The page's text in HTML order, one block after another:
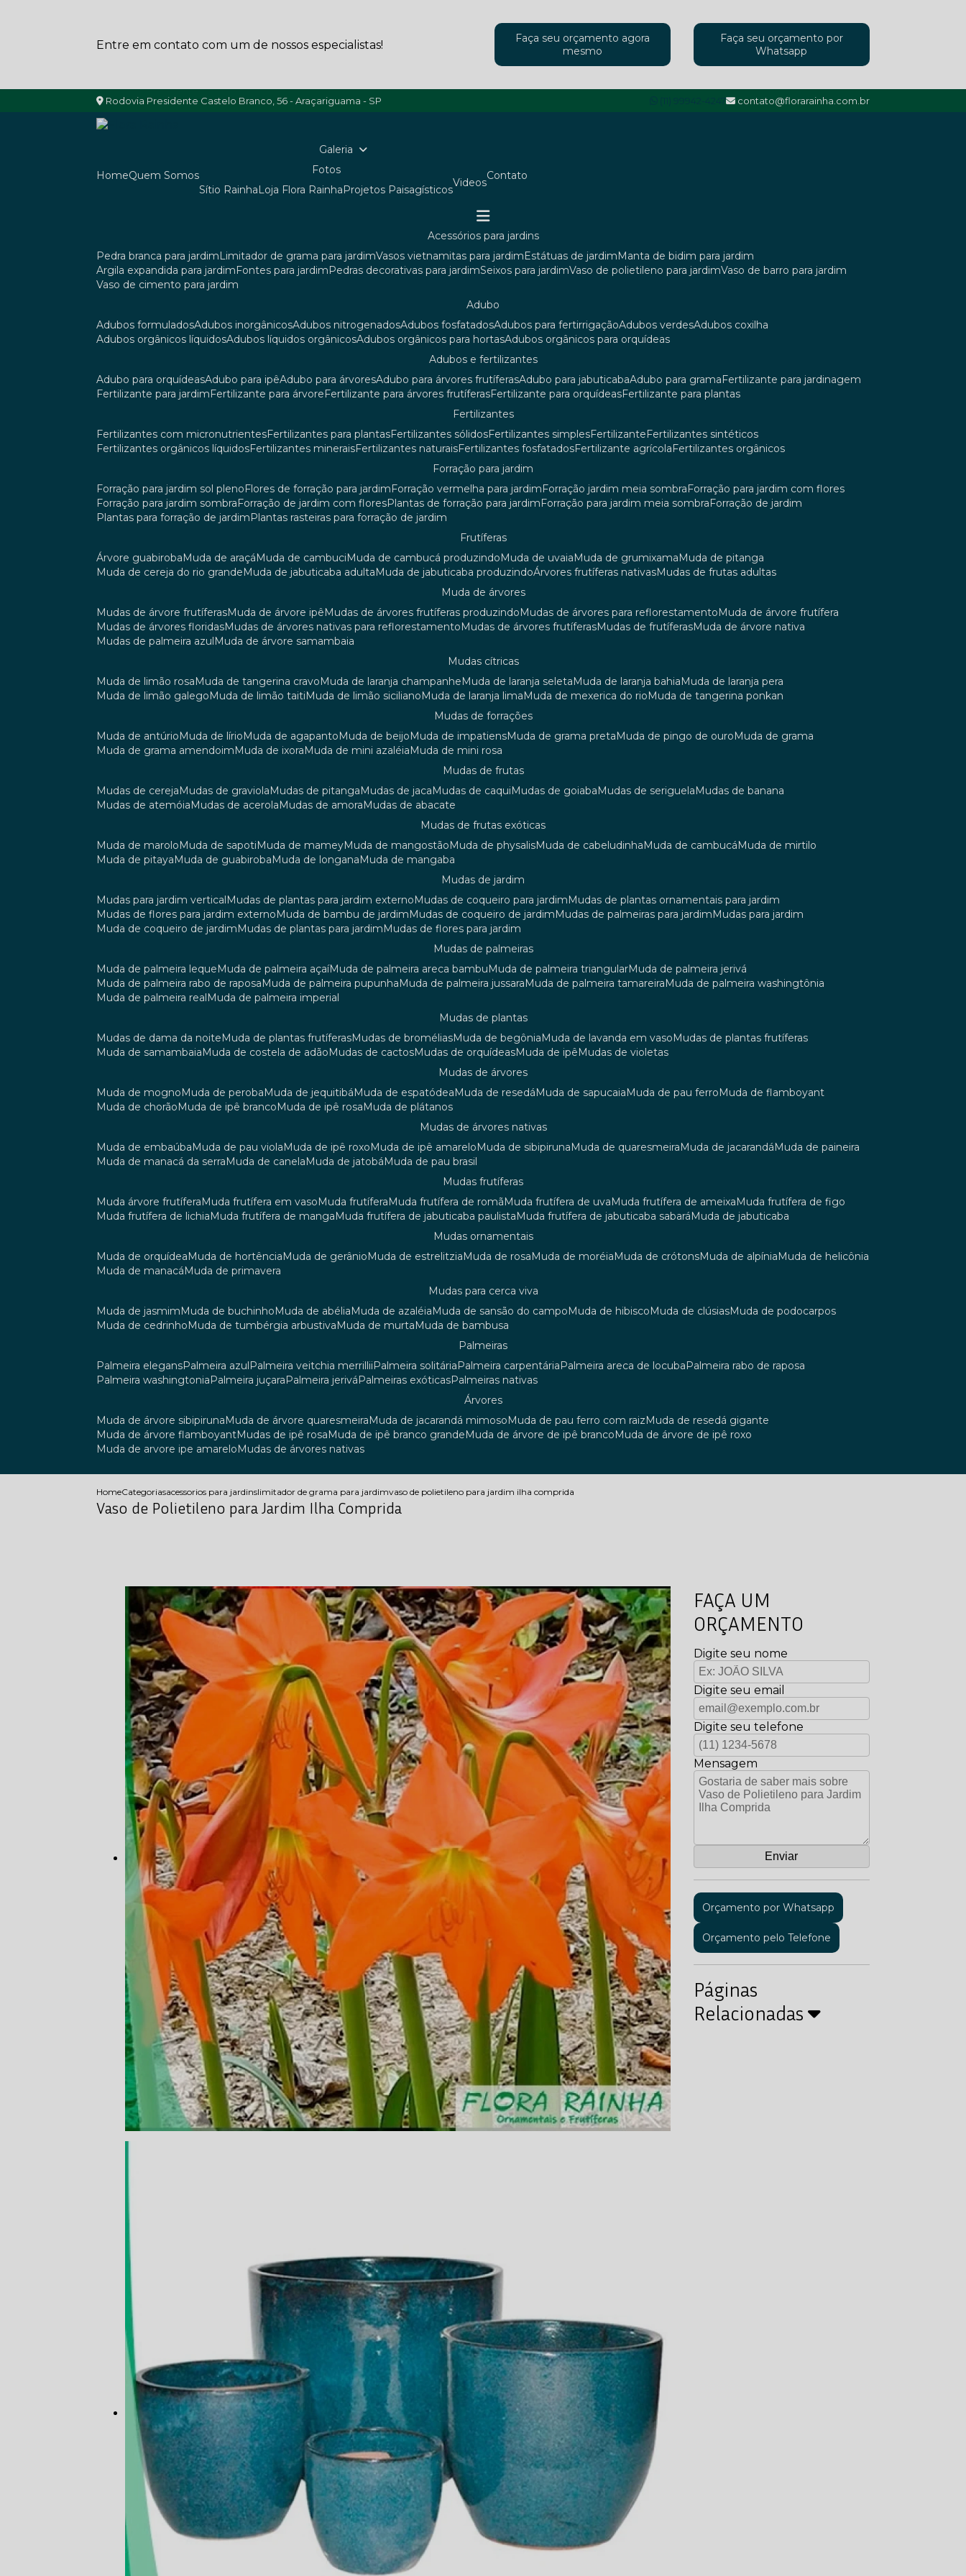
Entre em contato com um de nossos especialistas!
Faça seu orçamento agora
mesmo
Faça seu orçamento por
Whatsapp
Rodovia Presidente Castelo Branco, 56 - Araçariguama - SP contato@florarainha.com.br
Home Quem Somos
Galeria
Fotos
Sítio Rainha
Loja Flora Rainha Projetos Paisagísticos
Videos
Contato
acessórios para jardins
pedra branca para jardim
limitador de grama para jardim vasos vietnamitas para jardim estátuas de jardim
manta de bidim para jardim
argila expandida para jardim
fontes para jardim pedras decorativas para jardim seixos para jardim vaso de polietileno para jardim vaso de barro para jardim
vaso de cimento para jardim
adubo
adubos formulados adubos inorgânicos adubos nitrogenados adubos fosfatados adubos para fertirrigação adubos verdes adubos coxilha
adubos orgânicos líquidos adubos líquidos orgânicos adubos orgânicos para hortas adubos orgânicos para orquídeas
adubos e fertilizantes
adubo para orquídeas adubo para ipê adubo para árvores adubo para árvores frutíferas adubo para jabuticaba adubo para grama
fertilizante para jardinagem
fertilizante para jardim
fertilizante para árvore fertilizante para árvores frutíferas fertilizante para orquídeas fertilizante para plantas
fertilizantes
fertilizantes com micronutrientes fertilizantes para plantas fertilizantes sólidos fertilizantes simples fertilizante
fertilizantes sintéticos
fertilizantes orgânicos líquidos fertilizantes minerais fertilizantes naturais fertilizantes fosfatados fertilizante agrícola
fertilizantes orgânicos
forração para jardim
forração para jardim sol pleno
flores de forração para jardim forração vermelha para jardim forração jardim meia sombra
forração para jardim com flores
forração para jardim sombra
forração de jardim com flores plantas de forração para jardim forração para jardim meia sombra
forração de jardim
plantas para forração de jardim
plantas rasteiras para forração de jardim
frutíferas
árvore guabiroba
muda de araçá muda de cambuci muda de cambucá produzindo muda de uvaia muda de grumixama
muda de pitanga
muda de cereja do rio grande
muda de jabuticaba adulta muda de jabuticaba produzindo árvores frutíferas nativas
mudas de frutas adultas
muda de árvores
mudas de árvore frutíferas
muda de árvore ipê mudas de árvores frutíferas produzindo mudas de árvores para reflorestamento
muda de árvore frutífera
mudas de árvores floridas
mudas de árvores nativas para reflorestamento mudas de árvores frutíferas mudas de frutíferas
muda de árvore nativa
mudas de palmeira azul
muda de árvore samambaia
mudas cítricas
muda de limão rosa
muda de tangerina cravo muda de laranja champanhe muda de laranja seleta muda de laranja bahia
muda de laranja pera
muda de limão galego
muda de limão taiti muda de limão siciliano muda de laranja lima muda de mexerica do rio
muda de tangerina ponkan
mudas de forrações
muda de antúrio
muda de lírio muda de agapanto muda de beijo muda de impatiens muda de grama preta muda de pingo de ouro
muda de grama
muda de grama amendoim
muda de ixora muda de mini azaléia
muda de mini rosa
mudas de frutas
mudas de cereja
mudas de graviola mudas de pitanga mudas de jaca mudas de caqui mudas de goiaba mudas de seriguela
mudas de banana
mudas de atemóia
mudas de acerola mudas de amora
mudas de abacate
mudas de frutas exóticas
muda de marolo
muda de sapoti muda de mamey muda de mangostão muda de physalis muda de cabeludinha muda de cambucá
muda de mirtilo
muda de pitaya
muda de guabiroba muda de longana
muda de mangaba
mudas de jardim
mudas para jardim vertical
mudas de plantas para jardim externo mudas de coqueiro para jardim
mudas de plantas ornamentais para jardim
mudas de flores para jardim externo
muda de bambu de jardim mudas de coqueiro de jardim mudas de palmeiras para jardim
mudas para jardim
muda de coqueiro de jardim
mudas de plantas para jardim
mudas de flores para jardim
mudas de palmeiras
muda de palmeira leque
muda de palmeira açaí muda de palmeira areca bambu muda de palmeira triangular
muda de palmeira jerivá
muda de palmeira rabo de raposa
muda de palmeira pupunha muda de palmeira jussara muda de palmeira tamareira
muda de palmeira washingtônia
muda de palmeira real
muda de palmeira imperial
mudas de plantas
mudas de dama da noite
muda de plantas frutíferas mudas de bromélias muda de begônia muda de lavanda em vaso
mudas de plantas frutíferas
muda de samambaia
muda de costela de adão mudas de cactos mudas de orquídeas muda de ipê
mudas de violetas
mudas de árvores
muda de mogno
muda de peroba muda de jequitibá muda de espatódea muda de resedá muda de sapucaia muda de pau ferro
muda de flamboyant
muda de chorão
muda de ipê branco muda de ipê rosa
muda de plátanos
mudas de árvores nativas
muda de embaúba
muda de pau viola muda de ipê roxo muda de ipê amarelo muda de sibipiruna muda de quaresmeira muda de jacarandá
muda de paineira
muda de manacá da serra
muda de canela muda de jatobá
muda de pau brasil
mudas frutíferas
muda árvore frutífera
muda frutífera em vaso muda frutífera muda frutífera de romã muda frutífera de uva muda frutífera de ameixa
muda frutífera de figo
muda frutífera de lichia
muda frutífera de manga muda frutífera de jabuticaba paulista muda frutífera de jabuticaba sabará
muda de jabuticaba
mudas ornamentais
muda de orquídea
muda de hortência muda de gerânio muda de estrelitzia muda de rosa muda de moréia muda de crótons muda de alpínia
muda de helicônia
muda de manacá
muda de primavera
mudas para cerca viva
muda de jasmim
muda de buchinho muda de abélia muda de azaléia muda de sansão do campo muda de hibisco muda de clúsias
muda de podocarpos
muda de cedrinho
muda de tumbérgia arbustiva muda de murta
muda de bambusa
palmeiras
palmeira elegans
palmeira azul palmeira veitchia merrillii palmeira solitária palmeira carpentária palmeira areca de locuba
palmeira rabo de raposa
palmeira washingtonia
palmeira juçara palmeira jerivá palmeiras exóticas
palmeiras nativas
árvores
muda de árvore sibipiruna
muda de árvore quaresmeira muda de jacarandá mimoso muda de pau ferro com raiz
muda de resedá gigante
muda de árvore flamboyant
mudas de ipê rosa muda de ipê branco grande muda de árvore de ipê branco
muda de árvore de ipê roxo
muda de arvore ipe amarelo
mudas de árvores nativas
HomeCategoriasacessorios para jardinslimitador de grama para jardimvaso de polietileno para jardim ilha comprida
Vaso de Polietileno para Jardim Ilha Comprida
FAÇA UM
ORÇAMENTO
Digite seu nome
Digite seu email
Digite seu telefone
Mensagem
Orçamento por Whatsapp
Orçamento pelo Telefone
Páginas
Relacionadas